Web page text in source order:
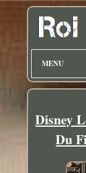
MENU
Disney
Du